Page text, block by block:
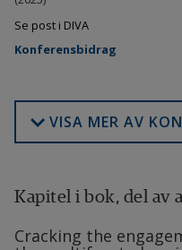
Se post i DIVA
Konferensbidrag
VISA MER AV
Kapitel i bok, del av
Cracking the